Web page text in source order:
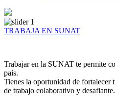
TRABAJA EN SUNAT
Trabajar en la SUNAT te permite
país.
Tienes la oportunidad de fortalecer
de trabajo colaborativo y desafiante.